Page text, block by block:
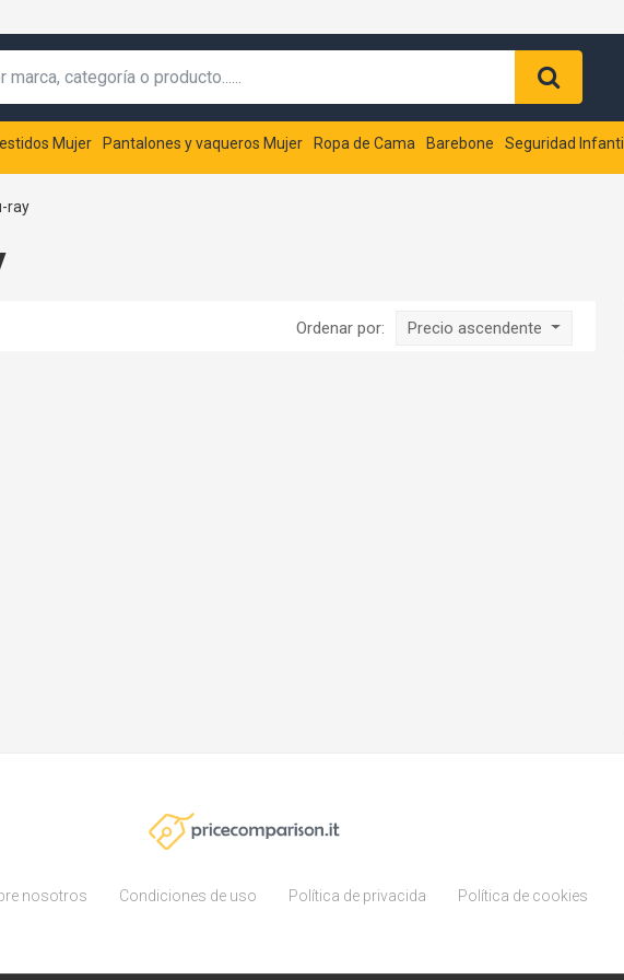
Mujer Pantalones y vaqueros Mujer Ropa de Cama Barebone Seguridad Infantil
ray
Ordenar por: Precio ascendente
nosotros Condiciones de uso Política de privacida Política de cookies